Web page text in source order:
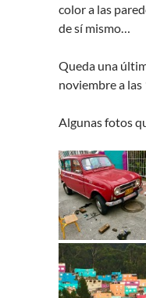
color a las
de sí mismo…
Queda una
noviembre a
Algunas fotos